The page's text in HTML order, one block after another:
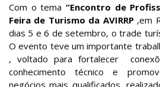
Com o tema “Encontro de
Feira de Turismo da AVIRRP,em
dias 5 e 6 de setembro, o trade
O evento teve um importante
, voltado para fortalecer
conhecimento técnico e
negócios mais qualificados,